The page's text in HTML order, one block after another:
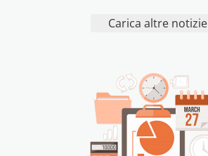
Carica altre notizie